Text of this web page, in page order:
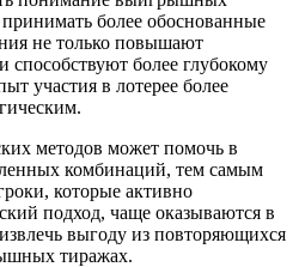
более обоснованные
не только повышают
более глубокому
участия в лотерее более
методов может помочь в
комбинаций, тем самым
которые активно
подход, чаще оказываются в
выгоду из повторяющихся
тиражах.